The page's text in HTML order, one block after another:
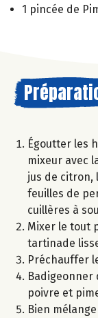
1 pincée de
Égoutter les
mixeur avec
jus de citron,
feuilles de
cuillères à
Mixer le tout
tartinade
Préchauffer
Badigeonner
poivre et
Bien